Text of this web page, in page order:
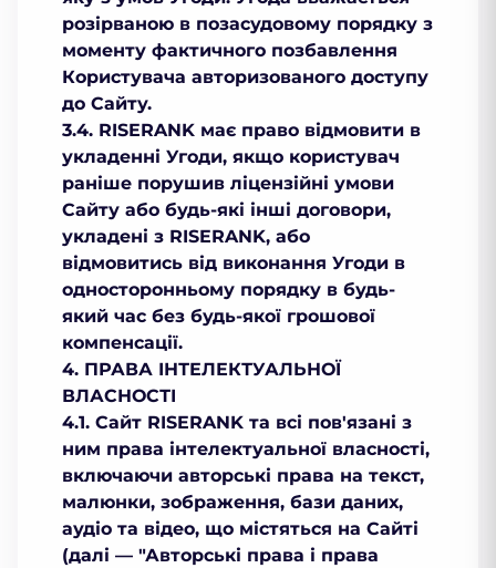
розірваною в позасудовому порядку з
моменту фактичного позбавлення
Користувача авторизованого доступу
до Сайту.
3.4. RISERANK має право відмовити в
укладенні Угоди, якщо користувач
раніше порушив ліцензійні умови
Сайту або будь-які інші договори,
укладені з RISERANK, або
відмовитись від виконання Угоди в
односторонньому порядку в будь-
який час без будь-якої грошової
компенсації.
4. ПРАВА ІНТЕЛЕКТУАЛЬНОЇ
ВЛАСНОСТІ
4.1. Сайт RISERANK та всі пов'язані з
ним права інтелектуальної власності,
включаючи авторські права на текст,
малюнки, зображення, бази даних,
аудіо та відео, що містяться на Сайті
(далі — "Авторські права і права